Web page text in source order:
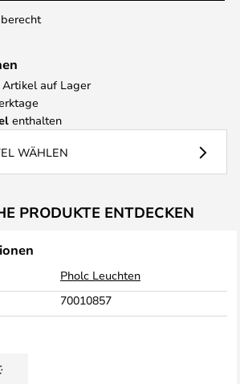
auf Lager
enthalten
WÄHLEN
PRODUKTE ENTDECKEN
Pholc Leuchten
70010857